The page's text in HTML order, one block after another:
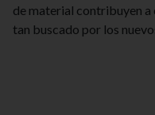
de material contribuyen
tan buscado por los